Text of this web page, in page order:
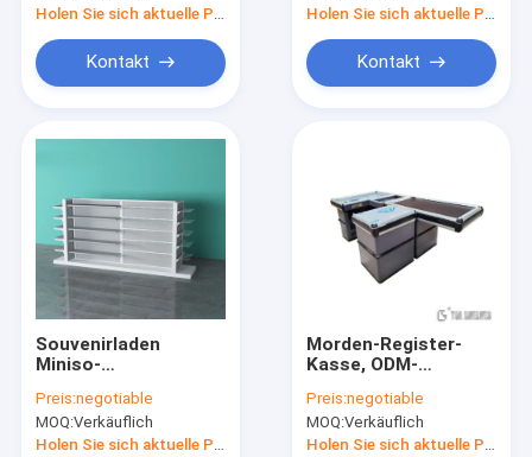
Kontakt Kontakt
Souvenirladen
Miniso-
Pulver-
beschichtendes
Oberflächenstahlmaterial
Preis:negotiable
MOQ:Verkäuflich
Morden-Register-
Kasse, ODM-
Kassierer-Desk With
Conveyor-Gurt
Preis:negotiable
MOQ:Verkäuflich